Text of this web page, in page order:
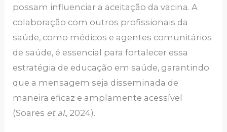
possam influenciar a aceitação da vacina. A
colaboração com outros profissionais da
saúde, como médicos e agentes comunitários
de saúde, é essencial para fortalecer essa
estratégia de educação em saúde, garantindo
que a mensagem seja disseminada de
maneira eficaz e amplamente acessível
(Soares et al., 2024).